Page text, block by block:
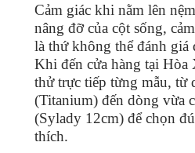
Cảm giác khi nằm lên
nâng đỡ của cột sống,
là thứ không thể đánh giá
Khi đến cửa hàng tại Hòa
thử trực tiếp từng mẫu, từ
(Titanium) đến dòng vừa
(Sylady 12cm) để chọn
thích.